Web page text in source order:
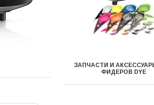
ЗАПЧАСТИ И
ФИДЕРОВ DYE